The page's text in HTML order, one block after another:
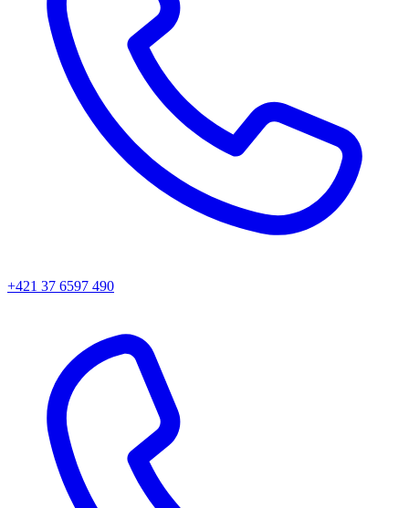
+421 37 6597 490